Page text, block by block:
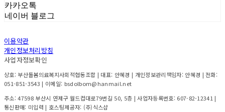
카카오톡
네이버 블로그
이용약관
개인정보처리방침
사업자정보확인
상호: 부산돌봄의료복지사회적협동조합 | 대표: 안혜경 | 개인정보관리책임자: 안혜경 | 전화:
051-851-3543 | 이메일: bsdolbom@hanmail.net
주소: 47598 부산시 연제구 월드컵대로79번길 50, 5층 | 사업자등록번호: 607-82-12341 |
통신판매: 미입력 | 호스팅제공자: (주)식스샵